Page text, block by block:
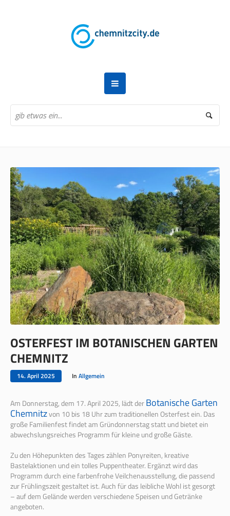
OSTERFEST IM BOTANISCHEN GARTEN
CHEMNITZ
14. April 2025 In Allgemein
Am Donnerstag, dem 17. April 2025, lädt derBotanische Garten
Chemnitzvon 10 bis 18 Uhr zum traditionellen Osterfest ein. Das
große Familienfest findet am Gründonnerstag statt und bietet ein
abwechslungsreiches Programm für kleine und große Gäste.
Zu den Höhepunkten des Tages zählen Ponyreiten, kreative
Bastelaktionen und ein tolles Puppentheater. Ergänzt wird das
Programm durch eine farbenfrohe Veilchenausstellung, die passend
zur Frühlingszeit gestaltet ist. Auch für das leibliche Wohl ist gesorgt
– auf dem Gelände werden verschiedene Speisen und Getränke
angeboten.